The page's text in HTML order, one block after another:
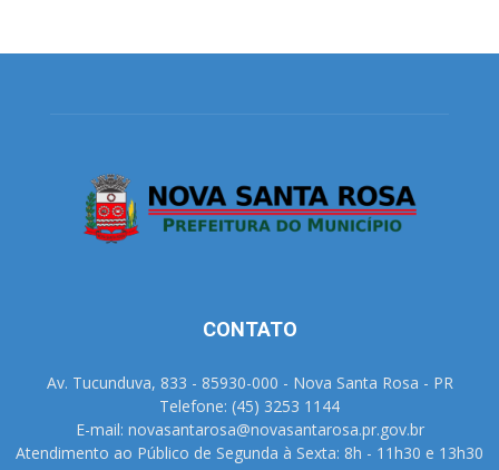
CONTATO
Av. Tucunduva, 833 - 85930-000 - Nova Santa Rosa - PR
Telefone: (45) 3253 1144
E-mail: novasantarosa@novasantarosa.pr.gov.br
Atendimento ao Público de Segunda à Sexta: 8h - 11h30 e 13h30